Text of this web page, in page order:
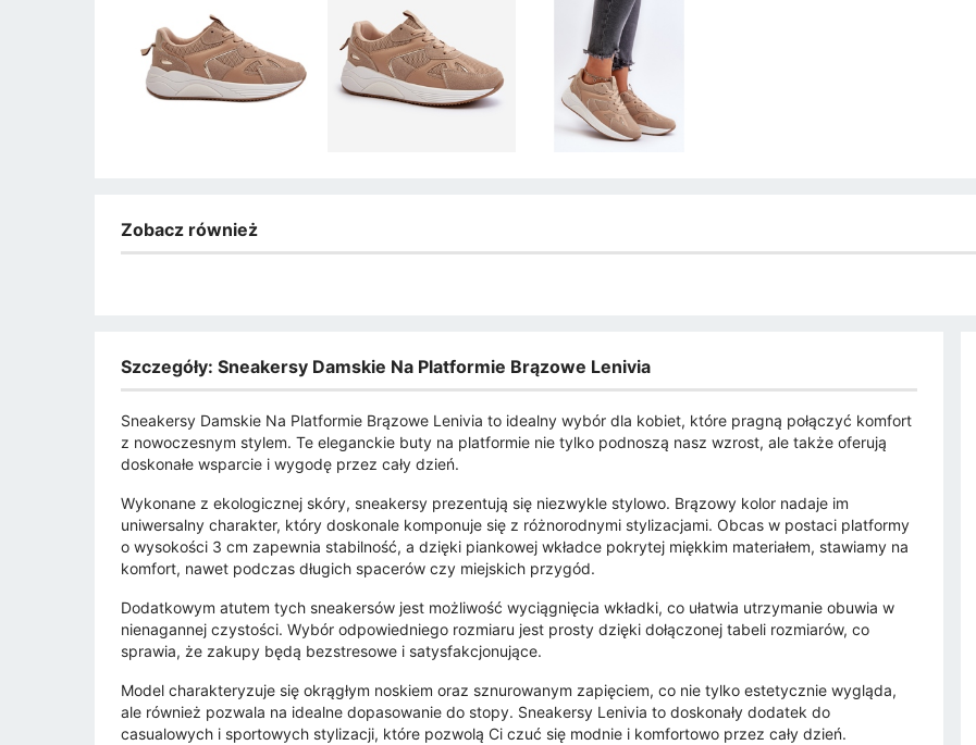
Zobacz również
Szczegóły: Sneakersy Damskie Na Platformie Brązowe Lenivia
Sneakersy Damskie Na Platformie Brązowe Lenivia to idealny wybór dla kobiet, które pragną połączyć komfort
z nowoczesnym stylem. Te eleganckie buty na platformie nie tylko podnoszą nasz wzrost, ale także oferują
doskonałe wsparcie i wygodę przez cały dzień.
Wykonane z ekologicznej skóry, sneakersy prezentują się niezwykle stylowo. Brązowy kolor nadaje im
uniwersalny charakter, który doskonale komponuje się z różnorodnymi stylizacjami. Obcas w postaci platformy
o wysokości 3 cm zapewnia stabilność, a dzięki piankowej wkładce pokrytej miękkim materiałem, stawiamy na
komfort, nawet podczas długich spacerów czy miejskich przygód.
Dodatkowym atutem tych sneakersów jest możliwość wyciągnięcia wkładki, co ułatwia utrzymanie obuwia w
nienagannej czystości. Wybór odpowiedniego rozmiaru jest prosty dzięki dołączonej tabeli rozmiarów, co
sprawia, że zakupy będą bezstresowe i satysfakcjonujące.
Model charakteryzuje się okrągłym noskiem oraz sznurowanym zapięciem, co nie tylko estetycznie wygląda,
ale również pozwala na idealne dopasowanie do stopy. Sneakersy Lenivia to doskonały dodatek do
casualowych i sportowych stylizacji, które pozwolą Ci czuć się modnie i komfortowo przez cały dzień.